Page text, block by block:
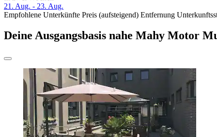
21. Aug. - 23. Aug.
Empfohlene Unterkünfte Preis (aufsteigend) Entfernung
Deine Ausgangsbasis nahe Mahy Motor